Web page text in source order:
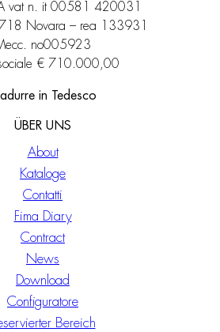
vat n. it 00581 420031
Novara – rea 133931
no005923
€ 710.000,00
in Tedesco
ÜBER UNS
About
Kataloge
Contatti
Fima Diary
Contract
News
Download
Configuratore
Bereich